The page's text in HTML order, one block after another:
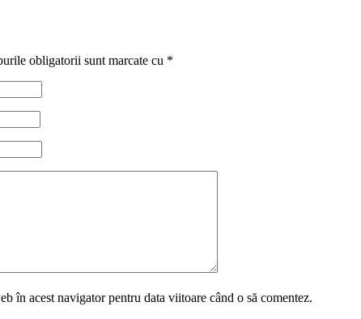
obligatorii sunt marcate cu *
în acest navigator pentru data viitoare când o să comentez.